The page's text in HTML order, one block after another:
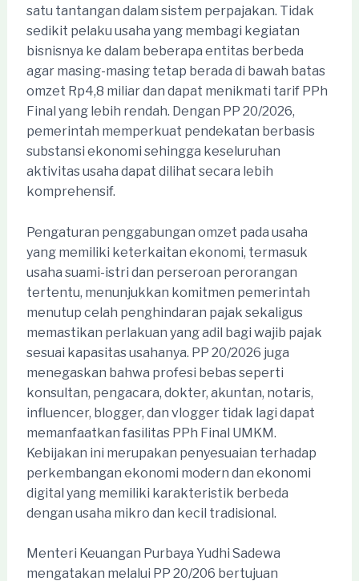
satu tantangan dalam sistem perpajakan. Tidak
sedikit pelaku usaha yang membagi kegiatan
bisnisnya ke dalam beberapa entitas berbeda
agar masing-masing tetap berada di bawah batas
omzet Rp4,8 miliar dan dapat menikmati tarif PPh
Final yang lebih rendah. Dengan PP 20/2026,
pemerintah memperkuat pendekatan berbasis
substansi ekonomi sehingga keseluruhan
aktivitas usaha dapat dilihat secara lebih
komprehensif.
Pengaturan penggabungan omzet pada usaha
yang memiliki keterkaitan ekonomi, termasuk
usaha suami-istri dan perseroan perorangan
tertentu, menunjukkan komitmen pemerintah
menutup celah penghindaran pajak sekaligus
memastikan perlakuan yang adil bagi wajib pajak
sesuai kapasitas usahanya. PP 20/2026 juga
menegaskan bahwa profesi bebas seperti
konsultan, pengacara, dokter, akuntan, notaris,
influencer, blogger, dan vlogger tidak lagi dapat
memanfaatkan fasilitas PPh Final UMKM.
Kebijakan ini merupakan penyesuaian terhadap
perkembangan ekonomi modern dan ekonomi
digital yang memiliki karakteristik berbeda
dengan usaha mikro dan kecil tradisional.
Menteri Keuangan Purbaya Yudhi Sadewa
mengatakan melalui PP 20/206 bertujuan